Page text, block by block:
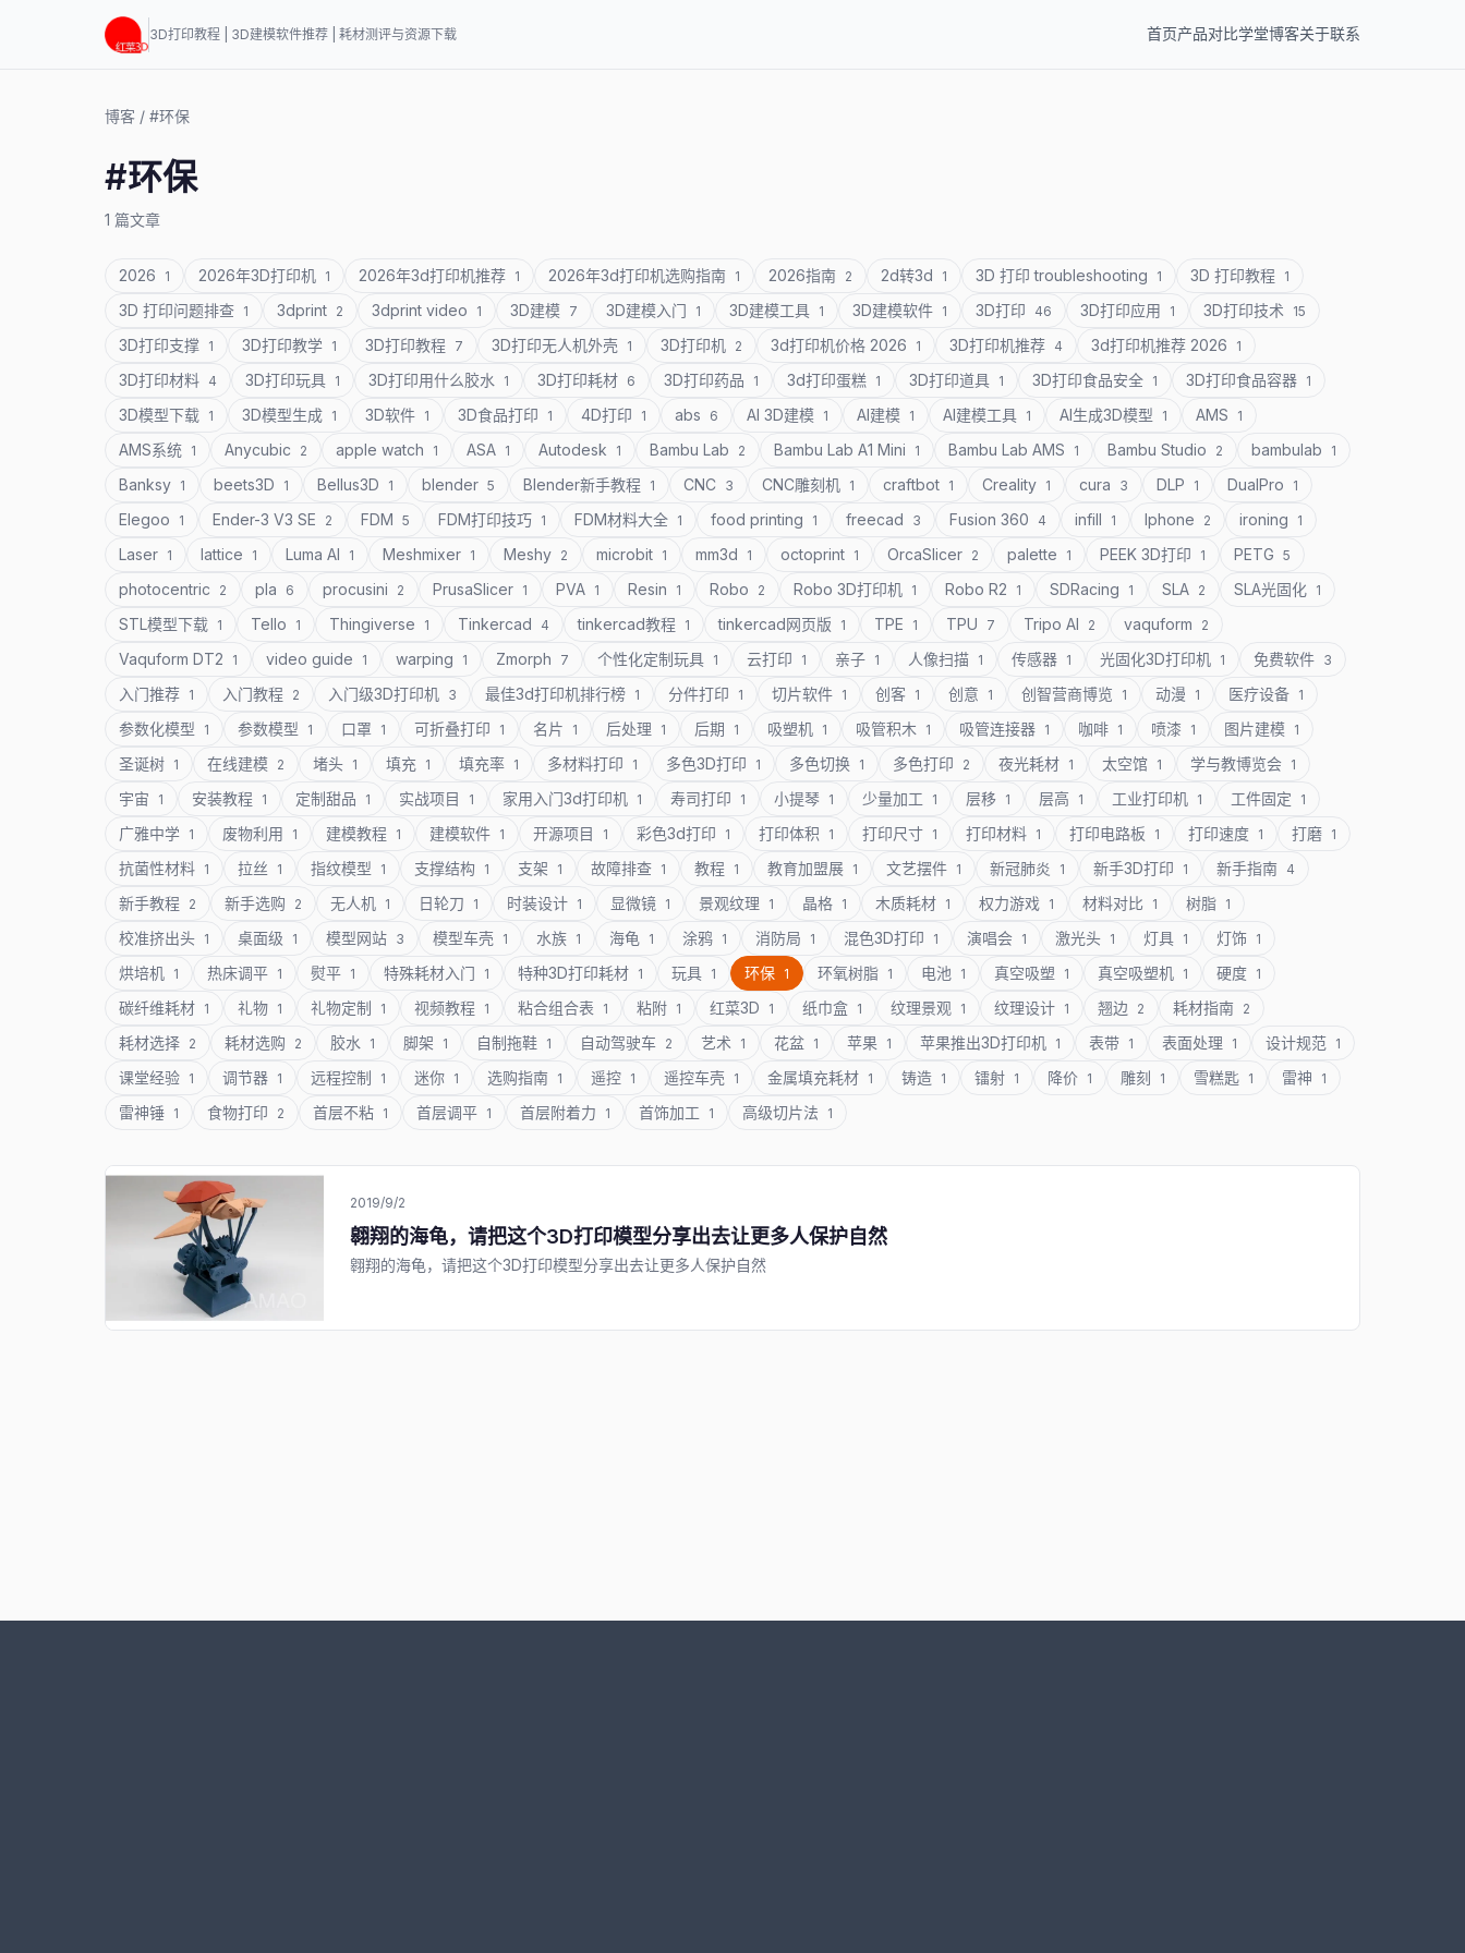
3D打印教程 | 3D建模软件推荐 | 耗材测评与资源下载 首页产品对比学堂博客关于联系
博客 / #环保
#环保
1 篇文章
2026 1 2026年3D打印机 1 2026年3d打印机推荐 1 2026年3d打印机选购指南 1 2026指南 2 2d转3d 1 3D 打印 troubleshooting 1 3D 打印教程 1
3D 打印问题排查 1 3dprint 2 3dprint video 1 3D建模 7 3D建模入门 1 3D建模工具 1 3D建模软件 1 3D打印 46 3D打印应用 1 3D打印技术 15
3D打印支撑 1 3D打印教学 1 3D打印教程 7 3D打印无人机外壳 1 3D打印机 2 3d打印机价格 2026 1 3D打印机推荐 4 3d打印机推荐 2026 1
3D打印材料 4 3D打印玩具 1 3D打印用什么胶水 1 3D打印耗材 6 3D打印药品 1 3d打印蛋糕 1 3D打印道具 1 3D打印食品安全 1 3D打印食品容器 1
3D模型下载 1 3D模型生成 1 3D软件 1 3D食品打印 1 4D打印 1 abs 6 AI 3D建模 1 AI建模 1 AI建模工具 1 AI生成3D模型 1 AMS 1
AMS系统 1 Anycubic 2 apple watch 1 ASA 1 Autodesk 1 Bambu Lab 2 Bambu Lab A1 Mini 1 Bambu Lab AMS 1 Bambu Studio 2 bambulab 1
Banksy 1 beets3D 1 Bellus3D 1 blender 5 Blender新手教程 1 CNC 3 CNC雕刻机 1 craftbot 1 Creality 1 cura 3 DLP 1 DualPro 1
Elegoo 1 Ender-3 V3 SE 2 FDM 5 FDM打印技巧 1 FDM材料大全 1 food printing 1 freecad 3 Fusion 360 4 infill 1 Iphone 2 ironing 1
Laser 1 lattice 1 Luma AI 1 Meshmixer 1 Meshy 2 microbit 1 mm3d 1 octoprint 1 OrcaSlicer 2 palette 1 PEEK 3D打印 1 PETG 5
photocentric 2 pla 6 procusini 2 PrusaSlicer 1 PVA 1 Resin 1 Robo 2 Robo 3D打印机 1 Robo R2 1 SDRacing 1 SLA 2 SLA光固化 1
STL模型下载 1 Tello 1 Thingiverse 1 Tinkercad 4 tinkercad教程 1 tinkercad网页版 1 TPE 1 TPU 7 Tripo AI 2 vaquform 2
Vaquform DT2 1 video guide 1 warping 1 Zmorph 7 个性化定制玩具 1 云打印 1 亲子 1 人像扫描 1 传感器 1 光固化3D打印机 1 免费软件 3
入门推荐 1 入门教程 2 入门级3D打印机 3 最佳3d打印机排行榜 1 分件打印 1 切片软件 1 创客 1 创意 1 创智营商博览 1 动漫 1 医疗设备 1
参数化模型 1 参数模型 1 口罩 1 可折叠打印 1 名片 1 后处理 1 后期 1 吸塑机 1 吸管积木 1 吸管连接器 1 咖啡 1 喷漆 1 图片建模 1
圣诞树 1 在线建模 2 堵头 1 填充 1 填充率 1 多材料打印 1 多色3D打印 1 多色切换 1 多色打印 2 夜光耗材 1 太空馆 1 学与教博览会 1
宇宙 1 安装教程 1 定制甜品 1 实战项目 1 家用入门3d打印机 1 寿司打印 1 小提琴 1 少量加工 1 层移 1 层高 1 工业打印机 1 工件固定 1
广雅中学 1 废物利用 1 建模教程 1 建模软件 1 开源项目 1 彩色3d打印 1 打印体积 1 打印尺寸 1 打印材料 1 打印电路板 1 打印速度 1 打磨 1
抗菌性材料 1 拉丝 1 指纹模型 1 支撑结构 1 支架 1 故障排查 1 教程 1 教育加盟展 1 文艺摆件 1 新冠肺炎 1 新手3D打印 1 新手指南 4
新手教程 2 新手选购 2 无人机 1 日轮刀 1 时装设计 1 显微镜 1 景观纹理 1 晶格 1 木质耗材 1 权力游戏 1 材料对比 1 树脂 1
校准挤出头 1 桌面级 1 模型网站 3 模型车壳 1 水族 1 海龟 1 涂鸦 1 消防局 1 混色3D打印 1 演唱会 1 激光头 1 灯具 1 灯饰 1
烘培机 1 热床调平 1 熨平 1 特殊耗材入门 1 特种3D打印耗材 1 玩具 1 环保 1 环氧树脂 1 电池 1 真空吸塑 1 真空吸塑机 1 硬度 1
碳纤维耗材 1 礼物 1 礼物定制 1 视频教程 1 粘合组合表 1 粘附 1 红菜3D 1 纸巾盒 1 纹理景观 1 纹理设计 1 翘边 2 耗材指南 2
耗材选择 2 耗材选购 2 胶水 1 脚架 1 自制拖鞋 1 自动驾驶车 2 艺术 1 花盆 1 苹果 1 苹果推出3D打印机 1 表带 1 表面处理 1 设计规范 1
课堂经验 1 调节器 1 远程控制 1 迷你 1 选购指南 1 遥控 1 遥控车壳 1 金属填充耗材 1 铸造 1 镭射 1 降价 1 雕刻 1 雪糕匙 1 雷神 1
雷神锤 1 食物打印 2 首层不粘 1 首层调平 1 首层附着力 1 首饰加工 1 高级切片法 1
2019/9/2
翱翔的海龟，请把这个3D打印模型分享出去让更多人保护自然
翱翔的海龟，请把这个3D打印模型分享出去让更多人保护自然